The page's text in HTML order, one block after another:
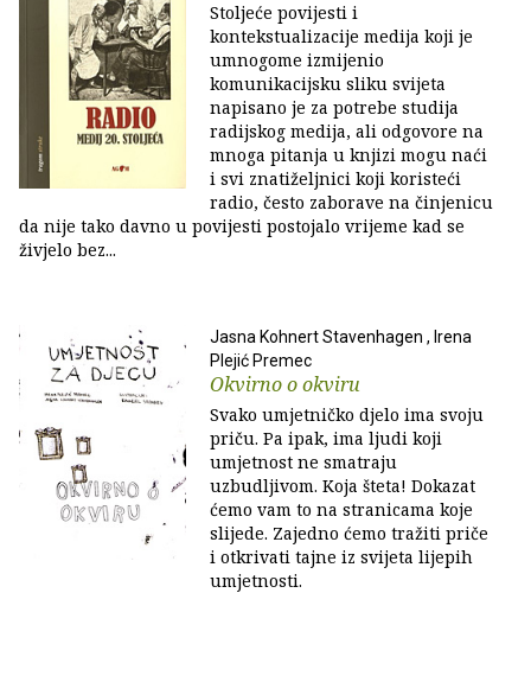
Stoljeće povijesti i
kontekstualizacije medija koji je
umnogome izmijenio
komunikacijsku sliku svijeta
napisano je za potrebe studija
radijskog medija, ali odgovore na
mnoga pitanja u knjizi mogu naći
i svi znatiželjnici koji koristeći
radio, često zaborave na činjenicu
da nije tako davno u povijesti postojalo vrijeme kad se
živjelo bez...
Jasna Kohnert Stavenhagen , Irena
Plejić Premec
Okvirno o okviru
Svako umjetničko djelo ima svoju
priču. Pa ipak, ima ljudi koji
umjetnost ne smatraju
uzbudljivom. Koja šteta! Dokazat
ćemo vam to na stranicama koje
slijede. Zajedno ćemo tražiti priče
i otkrivati tajne iz svijeta lijepih
umjetnosti.